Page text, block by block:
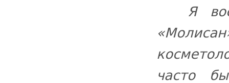
Я
часто